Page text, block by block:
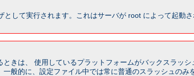
として実行されます。これはサーバが root によって起動さ
きは、 使用しているプラットフォームがバックスラッ
般的に、設定ファイル中では常に普通のスラッシュのみ